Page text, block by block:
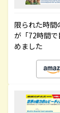
限られた時間
が「72時間
めました